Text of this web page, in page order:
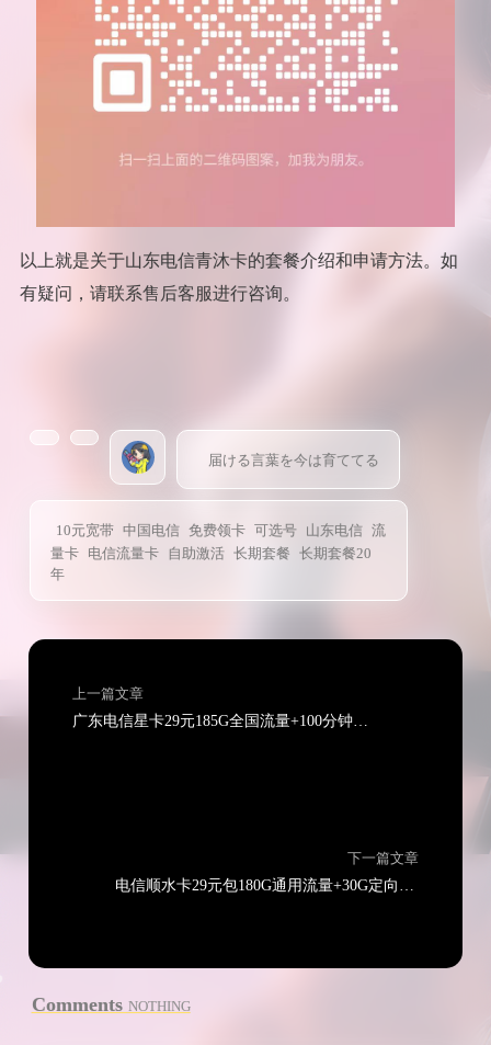
以上就是关于山东电信青沐卡的套餐介绍和申请方法。如
有疑问，请联系售后客服进行咨询。
届ける言葉を今は育ててる
10元宽带 中国电信 免费领卡 可选号 山东电信 流
量卡 电信流量卡 自助激活 长期套餐
长期套餐20
年
上一篇文章
广东电信星卡29元185G全国流量+100分钟通话【只发广东省内】
下一篇文章
电信顺水卡29元包180G通用流量+30G定向流量+通话0.1元/分钟
Comments NOTHING